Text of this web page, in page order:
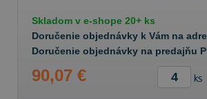
Skladom v e-shope 20+ ks
Doručenie objednávky k Vám na
Doručenie objednávky na predajňu
90,07 € ks